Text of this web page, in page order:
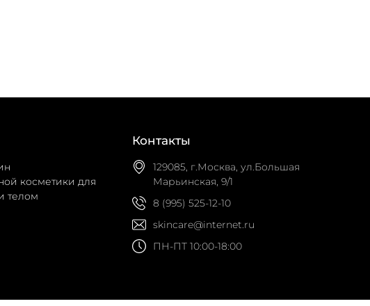
косметики для
телом
Контакты
129085, г.Москва, ул.Большая
Марьинская, 9/1
8 (995) 525-12-10
skincare@internet.ru
ПН-ПТ 10:00-18:00